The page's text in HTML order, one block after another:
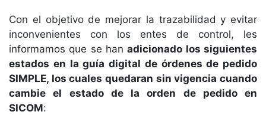
Con el objetivo de mejorar la trazabilidad y evitar
inconvenientes con los entes de control, les
informamos que se hanadicionado los siguientes
estados en la guía digital de órdenes de pedido
SIMPLE, los cuales quedaran sin vigencia cuando
cambie el estado de la orden de pedido en
SICOM: